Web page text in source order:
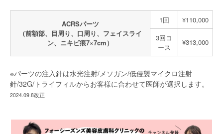
ACRSパーツ
（前額部、目周り、口周り、フェイスライ
ン、ニキビ痕7×7cm）
1回
¥110,000
3回コ
ース
¥313,000
※パーツの注入針は水光注射/メソガン/低侵襲マイクロ注射
針/32G/トライフィルからお客様に合わせて医師が選択します。
2024.09.8改正